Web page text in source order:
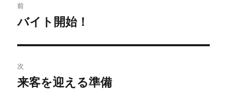
稿
ビ
ゲ
前
過
の
投
稿:
バイト開始！
次
次
来客を迎える準備